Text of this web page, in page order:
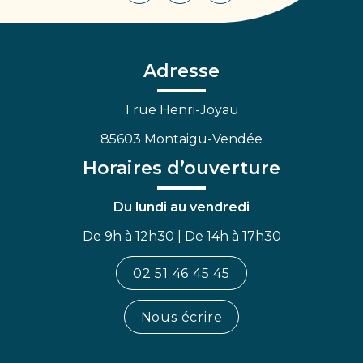
FacebookLinkedin
Adresse
1 rue Henri-Joyau
85603 Montaigu-Vendée
Horaires d’ouverture
Du lundi au vendredi
De 9h à 12h30 | De 14h à 17h30
02 51 46 45 45
Nous écrire